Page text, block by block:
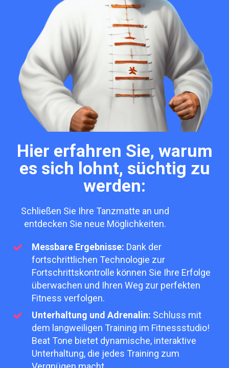
Hier erfahren Sie, warum
es sich lohnt, süchtig zu
werden:
Schließen Sie Ihre Tanzmatte an und
entdecken Sie neue Möglichkeiten.
Messbare Ergebnisse: Dank der
fortschrittlichen Technologie zur
Fortschrittskontrolle können Sie Ihre Erfolge
überwachen und Ihren Weg zur perfekten
Fitness verfolgen.
Unterhaltung und Adrenalin: Schluss mit
dem langweiligen Training im Fitnessstudio!
Beat Tone bietet dynamische, interaktive
Unterhaltung, die jedes Training zum